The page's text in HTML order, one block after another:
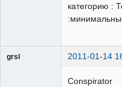
категорию :
grsl 2011-01-14
Conspirator